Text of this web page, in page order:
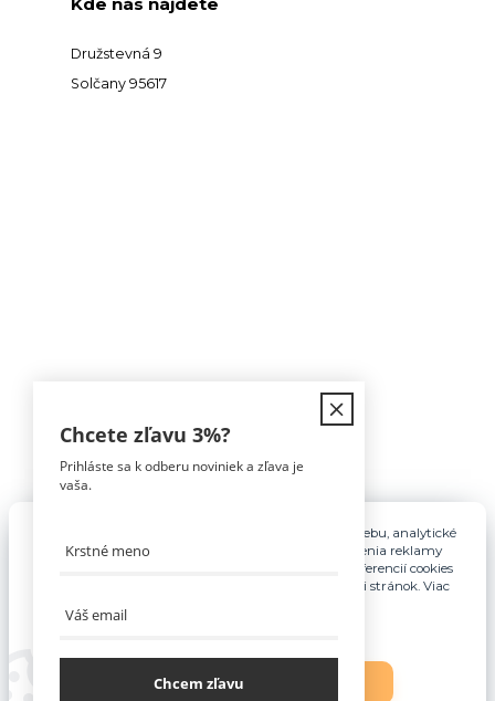
Družstevná 9
Solčany 95617
Tomáš Hula
Pre základnú funkčnosť, spríjemnenie používania webu, analytické
účely a v prípade udelenia súhlasu aj na účely cielenia reklamy
využívame súbory cookies. Nastavenie vlastných preferencií cookies
môžete kedykoľvek upraviť odkazom v spodnej časti stránok. Viac
Nastavenia
Chcete zľavu 3%?
Prihláste sa k odberu noviniek a zľava je
vaša.
Chcem zľavu